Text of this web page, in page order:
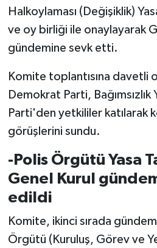
Halkoylaması (Değişiklik)
ve oy birliği ile onaylayarak
gündemine sevk etti.
Komite toplantısına davetli
Demokrat Parti, Bağımsızlık
Parti'den yetkililer katılarak
görüşlerini sundu.
-Polis Örgütü Yasa
Genel Kurul
edildi
Komite, ikinci sırada
Örgütü (Kuruluş, Görev ve